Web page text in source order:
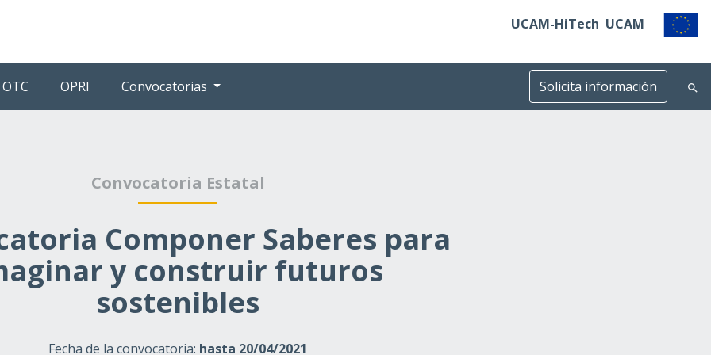
UCAM-HiTech UCAM
OTC OPRI Convocatorias Solicita información
Convocatoria Estatal
Componer Saberes para
y construir futuros
sostenibles
Fecha de la convocatoria: hasta 20/04/2021